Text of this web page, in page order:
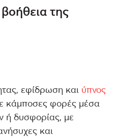
της
εφίδρωση και ύπνος
κάμποσες φορές μέσα
ή δυσφορίας, με
και